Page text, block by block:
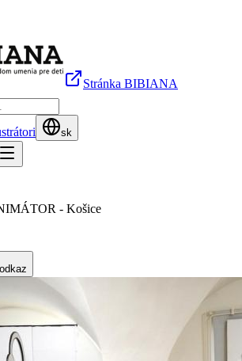
Stránka BIBIANA
sk
- Košice